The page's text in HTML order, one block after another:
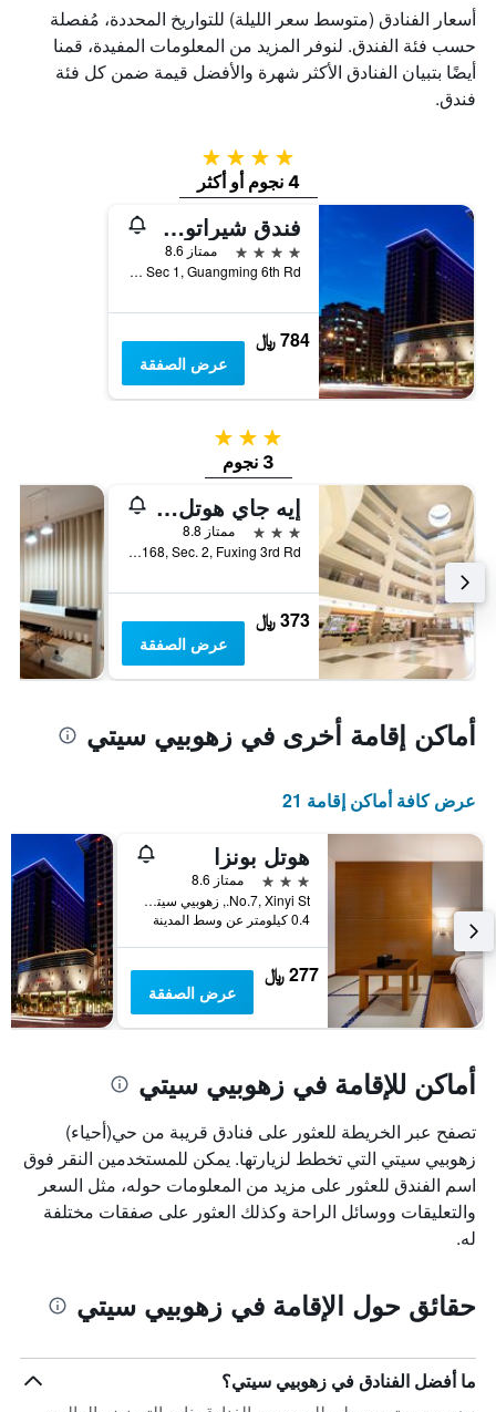
أسعار الفنادق (متوسط سعر الليلة) للتواريخ المحددة، مُفصلة
حسب فئة الفندق. لنوفر المزيد من المعلومات المفيدة، قمنا
أيضًا بتبيان الفنادق الأكثر شهرة والأفضل قيمة ضمن كل فئة
فندق.
4 نجوم
4 نجوم أو أكثر
فندق شيراتون هشينشو
4 نجوم
ممتاز 8.6
No. 265, Dong Sec 1, Guangming 6th Rd, زهوبيي سيتي, تايوان
784 ﷼
عرض الصفقة
3 نجوم
3 نجوم
إيه جاي هوتل شينشو
3 نجوم
ممتاز 8.8
14F., No.168, Sec. 2, Fuxing 3rd Rd., زهوبيي سيتي, تايوان
373 ﷼
عرض الصفقة
أماكن إقامة أخرى في زهوبيي سيتي
عرض كافة أماكن إقامة 21
هوتل بونزا
3 نجوم
ممتاز 8.6
No.7, Xinyi St., زهوبيي سيتي, تايوان
0.4 كيلومتر عن وسط المدينة
277 ﷼
عرض الصفقة
أماكن للإقامة في زهوبيي سيتي
تصفح عبر الخريطة للعثور على فنادق قريبة من حي(أحياء)
زهوبيي سيتي التي تخطط لزيارتها. يمكن للمستخدمين النقر فوق
اسم الفندق للعثور على مزيد من المعلومات حوله، مثل السعر
والتعليقات ووسائل الراحة وكذلك العثور على صفقات مختلفة
له.
حقائق حول الإقامة في زهوبيي سيتي
ما أفضل الفنادق في زهوبيي سيتي؟